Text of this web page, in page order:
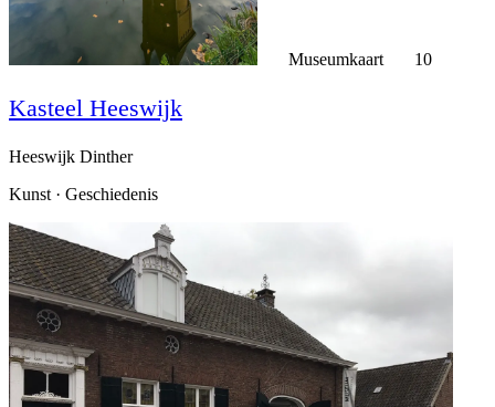
Museumkaart 10
Kasteel Heeswijk
Heeswijk Dinther
Kunst · Geschiedenis